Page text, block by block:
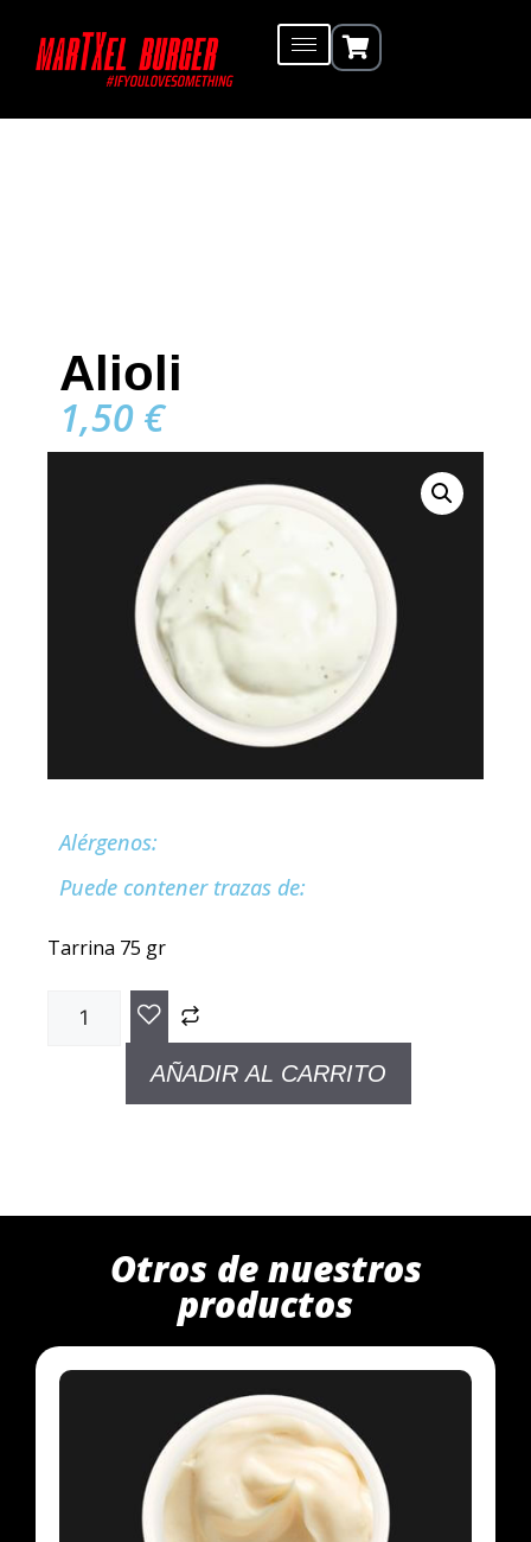
Alioli
1,50 €
Alérgenos:
Puede contener trazas de:
Tarrina 75 gr
AÑADIR AL CARRITO
Otros de nuestros
productos